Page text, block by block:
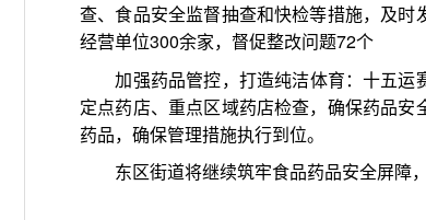
查、食品安全监督抽查和快检等措施，及
经营单位300余家，督促整改问题72个
加强药品管控，打造纯洁体育：十五运
定点药店、重点区域药店检查，确保药品
药品，确保管理措施执行到位。
东区街道将继续筑牢食品药品安全屏障